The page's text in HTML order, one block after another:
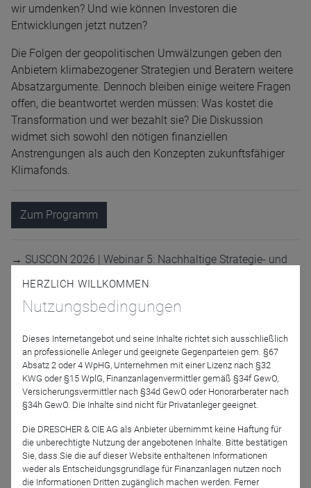
wir umdenken? Und wie können Investoren die
Entwicklungen jetzt nutzen?
Die Folgen der geopolitischen Umwälzungen geben den
Anbietern klimabezogener Strategien und Beratern weitere
Absatzargumente. Dennoch bleiben einige weitere Fragen
offen, die beantwortet werden müssen: Was kostet die
Transformation und wer bezahlt sie? Die Diskussion
widmet sich sowohl den nötigen finanziellen
Anstrengungen als auch den Konzepten zukunftsfähiger
Klimafonds.
Zum Programm
→ SUSCON 2026 | Webinar 5: Nachhaltige Strategie- und
Referenten
Kevin Helm
GLS Investment
Management GmbH
Jörg Busboom
ÖKORENTA
HERZLICH WILLKOMMEN
Nutzungsbedingungen
Dieses Internetangebot und seine Inhalte richtet sich ausschließlich
an professionelle Anleger und geeignete Gegenparteien gem. §67
Absatz 2 oder 4 WpHG, Unternehmen mit einer Lizenz nach §32
KWG oder §15 WplG, Finanzanlagenvermittler gemäß §34f GewO,
Versicherungsvermittler nach §34d GewO oder Honorarberater nach
§34h GewO. Die Inhalte sind nicht für Privatanleger geeignet.
Die DRESCHER & CIE AG als Anbieter übernimmt keine Haftung für
die unberechtigte Nutzung der angebotenen Inhalte. Bitte bestätigen
Sie, dass Sie die auf dieser Website enthaltenen Informationen
weder als Entscheidungsgrundlage für Finanzanlagen nutzen noch
die Informationen Dritten zugänglich machen werden. Ferner